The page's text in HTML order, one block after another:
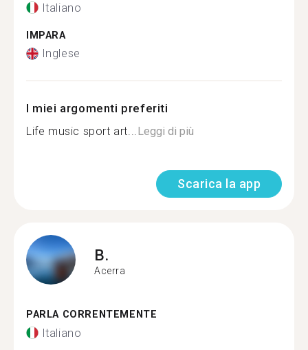
Italiano
IMPARA
Inglese
I miei argomenti preferiti
Life music sport art...Leggi di più
Scarica la app
B.
Acerra
PARLA CORRENTEMENTE
Italiano